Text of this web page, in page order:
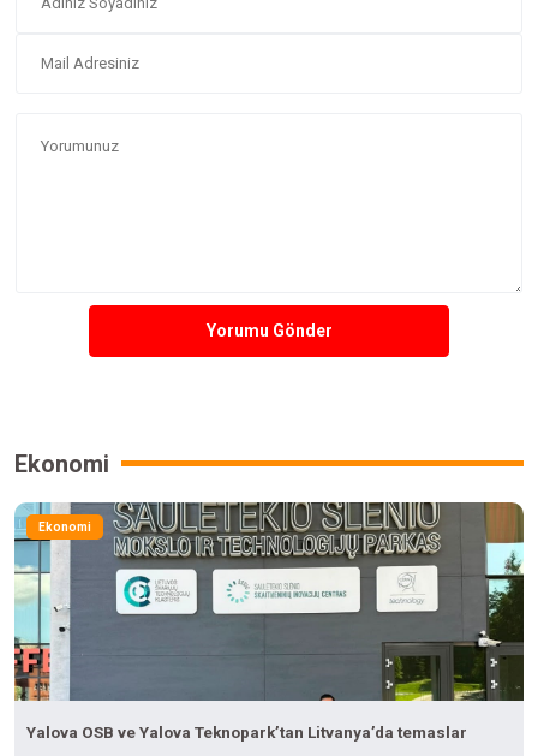
Yorumu Gönder
Ekonomi
Ekonomi
Yalova OSB ve Yalova Teknopark’tan Litvanya’da temaslar